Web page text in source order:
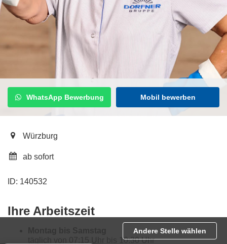
WhatsApp Bewerbung Mobil bewerben
Würzburg
ab sofort
ID: 140532
Ihre Arbeitszeit
täglich von 07:15 Uhr bis 10:30 Uhr
Andere Stelle wählen